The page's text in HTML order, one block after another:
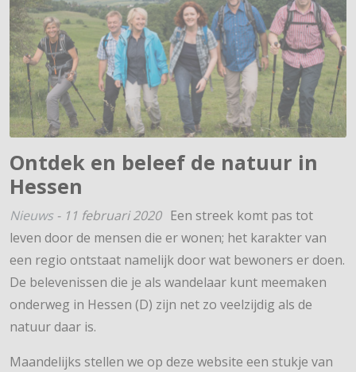
Ontdek en beleef de natuur in
Hessen
Nieuws - 11 februari 2020 Een streek komt pas tot
leven door de mensen die er wonen; het karakter van
een regio ontstaat namelijk door wat bewoners er doen.
De belevenissen die je als wandelaar kunt meemaken
onderweg in Hessen (D) zijn net zo veelzijdig als de
natuur daar is.
Maandelijks stellen we op deze website een stukje van